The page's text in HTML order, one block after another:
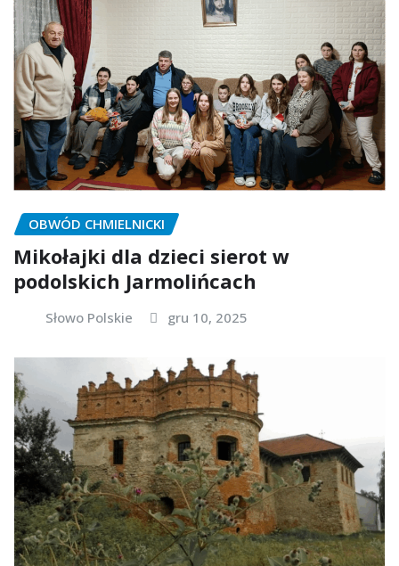
OBWÓD CHMIELNICKI
Mikołajki dla dzieci sierot w
podolskich Jarmolińcach
Słowo Polskie gru 10, 2025